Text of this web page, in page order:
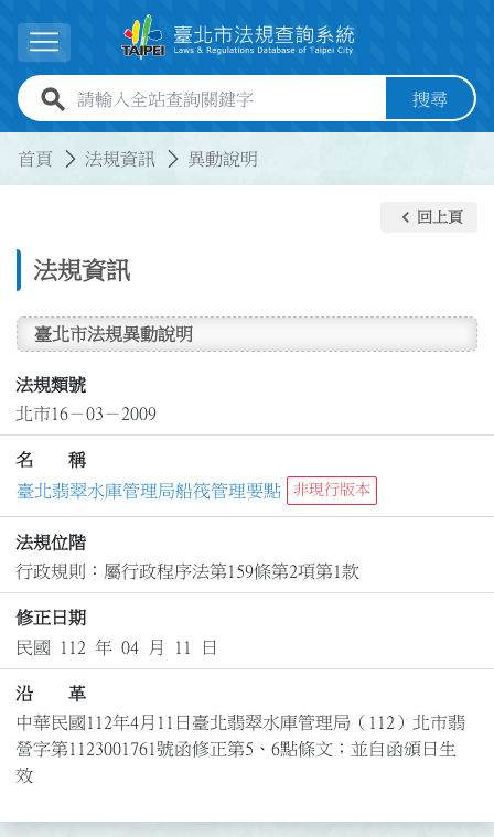
展開選單
全站查詢關鍵字欄位 搜尋
首頁 法規資訊 異動說明
法規資訊
keyboard_arrow_left 回上頁
臺北市法規異動說明
法規類號
北市16－03－2009
名 稱
臺北翡翠水庫管理局船筏管理要點
非現行版本
法規位階
行政規則：屬行政程序法第159條第2項第1款
修正日期
民國 112 年 04 月 11 日
沿 革
中華民國112年4月11日臺北翡翠水庫管理局（112）北市翡
營字第1123001761號函修正第5、6點條文；並自函頒日生
效